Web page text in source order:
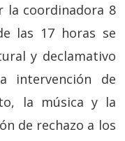
la coordinadora 8
las 17 horas se
y declamativo
intervención de
la música y la
de rechazo a los